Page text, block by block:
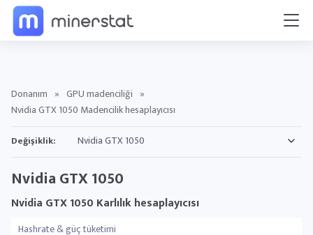
Donanım » GPU madenciliği »
Nvidia GTX 1050 Madencilik hesaplayıcısı
Değişiklik:
Nvidia GTX 1050
Nvidia GTX 1050 Karlılık hesaplayıcısı
Hashrate & güç tüketimi